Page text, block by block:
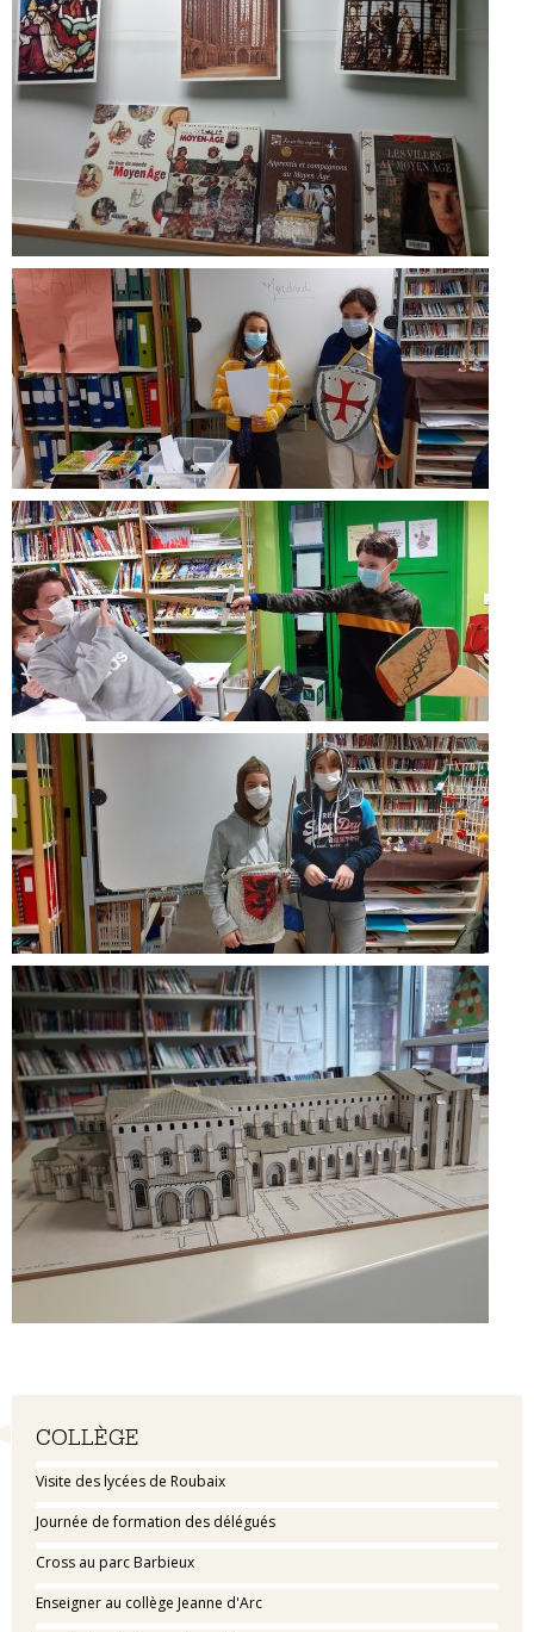
Navigation
COLLÈGE
Visite des lycées de Roubaix
Journée de formation des délégués
Cross au parc Barbieux
Enseigner au collège Jeanne d'Arc